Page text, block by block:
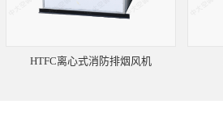
HTFC离心式消防排烟风机